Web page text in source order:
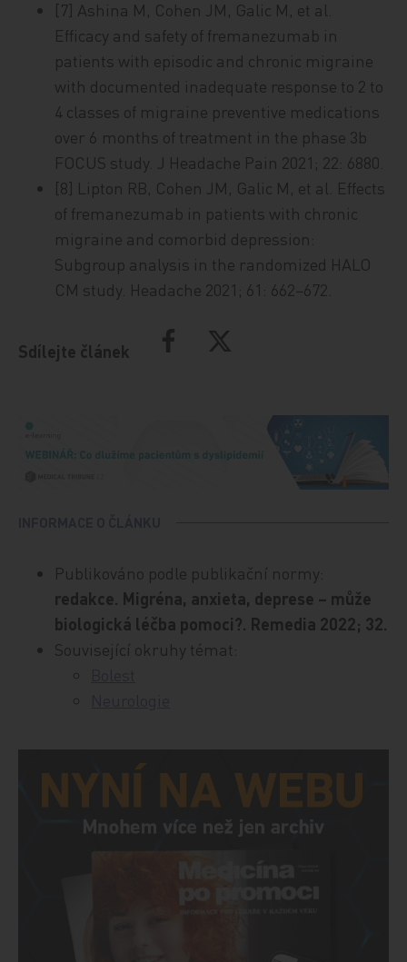
[7] Ashina M, Cohen JM, Galic M, et al.
Efficacy and safety of fremanezumab in
patients with episodic and chronic migraine
with documented inadequate response to 2 to
4 classes of migraine preventive medications
over 6 months of treatment in the phase 3b
FOCUS study. J Headache Pain 2021; 22: 6880.
[8] Lipton RB, Cohen JM, Galic M, et al. Effects
of fremanezumab in patients with chronic
migraine and comorbid depression:
Subgroup analysis in the randomized HALO
CM study. Headache 2021; 61: 662−672.
Sdílejte článek
Publikováno podle publikační normy:
redakce. Migréna, anxieta, deprese – může
biologická léčba pomoci?. Remedia 2022; 32.
Související okruhy témat: